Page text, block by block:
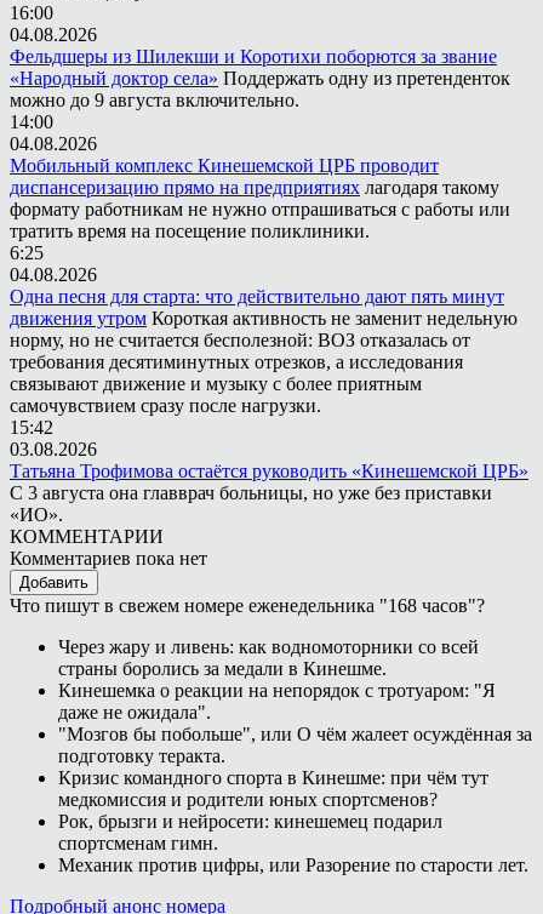
16:00
04.08.2026
Фельдшеры из Шилекши и Коротихи поборются за звание
«Народный доктор села» Поддержать одну из претенденток
можно до 9 августа включительно.
14:00
04.08.2026
Мобильный комплекс Кинешемской ЦРБ проводит
диспансеризацию прямо на предприятиях лагодаря такому
формату работникам не нужно отпрашиваться с работы или
тратить время на посещение поликлиники.
6:25
04.08.2026
Одна песня для старта: что действительно дают пять минут
движения утром Короткая активность не заменит недельную
норму, но не считается бесполезной: ВОЗ отказалась от
требования десятиминутных отрезков, а исследования
связывают движение и музыку с более приятным
самочувствием сразу после нагрузки.
15:42
03.08.2026
Татьяна Трофимова остаётся руководить «Кинешемской ЦРБ»
С 3 августа она главврач больницы, но уже без приставки
«ИО».
КОММЕНТАРИИ
Комментариев пока нет
Добавить
Что пишут в свежем номере еженедельника "168 часов"?
Через жару и ливень: как водномоторники со всей
страны боролись за медали в Кинешме.
Кинешемка о реакции на непорядок с тротуаром: "Я
даже не ожидала".
"Мозгов бы побольше", или О чём жалеет осуждённая за
подготовку теракта.
Кризис командного спорта в Кинешме: при чём тут
медкомиссия и родители юных спортсменов?
Рок, брызги и нейросети: кинешемец подарил
спортсменам гимн.
Механик против цифры, или Разорение по старости лет.
Подробный анонс номера